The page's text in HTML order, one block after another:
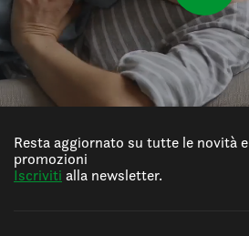
Resta aggiornato su tutte le novità e
promozioni
Iscriviti alla newsletter.